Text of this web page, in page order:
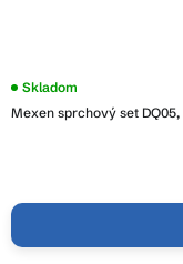
Mexen sprchový set
Skladom